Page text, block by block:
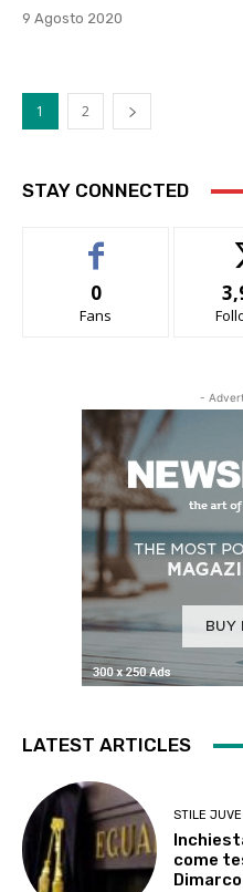
9 Agosto 2020
1 2
STAY CONNECTED
0
Fans
-
LATEST ARTICLES
STILE JUVE
come
Dimarco